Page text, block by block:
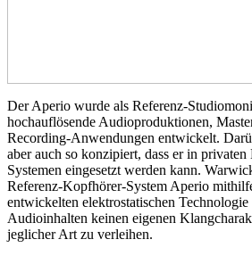
Der Aperio wurde als Referenz-
hochauflösende Audioproduktionen,
Recording-Anwendungen entwickelt.
aber auch so konzipiert, dass er in
Systemen eingesetzt werden kann.
Referenz-Kopfhörer-System Aperio
entwickelten elektrostatischen
Audioinhalten keinen eigenen
jeglicher Art zu verleihen.